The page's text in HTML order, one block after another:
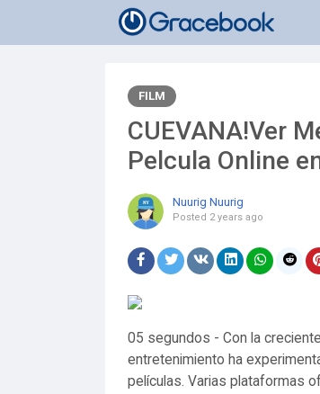
FILM
CUEVANA!Ver
Pelcula Online
Nuurig Nuurig
Posted 2 years ago
05 segundos - Con la
entretenimiento ha
películas. Varias plataformas